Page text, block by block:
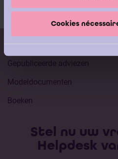
Cookies
Documentatie
Gepubliceerde adviezen
Modeldocumenten
Boeken
Stel nu uw
Helpdesk